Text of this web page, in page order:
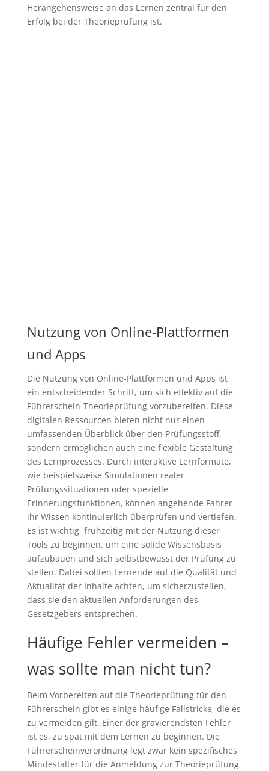
Herangehensweise an das Lernen zentral für den
Erfolg bei der Theorieprüfung ist.
Nutzung von Online-Plattformen
und Apps
Die Nutzung von Online-Plattformen und Apps ist
ein entscheidender Schritt, um sich effektiv auf die
Führerschein-Theorieprüfung vorzubereiten. Diese
digitalen Ressourcen bieten nicht nur einen
umfassenden Überblick über den Prüfungsstoff,
sondern ermöglichen auch eine flexible Gestaltung
des Lernprozesses. Durch interaktive Lernformate,
wie beispielsweise Simulationen realer
Prüfungssituationen oder spezielle
Erinnerungsfunktionen, können angehende Fahrer
ihr Wissen kontinuierlich überprüfen und vertiefen.
Es ist wichtig, frühzeitig mit der Nutzung dieser
Tools zu beginnen, um eine solide Wissensbasis
aufzubauen und sich selbstbewusst der Prüfung zu
stellen. Dabei sollten Lernende auf die Qualität und
Aktualität der Inhalte achten, um sicherzustellen,
dass sie den aktuellen Anforderungen des
Gesetzgebers entsprechen.
Häufige Fehler vermeiden –
was sollte man nicht tun?
Beim Vorbereiten auf die Theorieprüfung für den
Führerschein gibt es einige häufige Fallstricke, die es
zu vermeiden gilt. Einer der gravierendsten Fehler
ist es, zu spät mit dem Lernen zu beginnen. Die
Führerscheinverordnung legt zwar kein spezifisches
Mindestalter für die Anmeldung zur Theorieprüfung